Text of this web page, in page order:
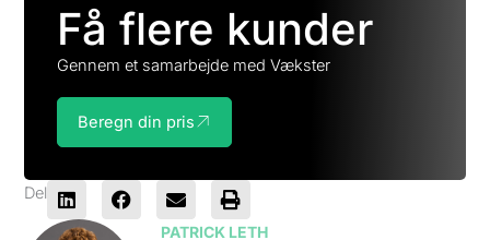
Få flere kunder
Gennem et samarbejde med Vækster
Beregn din pris
Del
PATRICK LETH